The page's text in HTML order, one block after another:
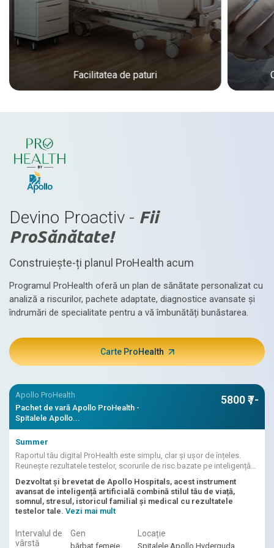
Facilitatea de paturi
Devino Proactiv - Fii
ProSănătate!
Construiește-ți planul ProHealth acum
Programul ProHealth oferă un plan de sănătate personalizat cu
analiză a riscurilor, pachete adaptate, diagnostice avansate și
îndrumări de specialitate pentru a vă îmbunătăți bunăstarea.
Carte ProHealth
Apollo ProHealth
Pachet de vară Apollo ProHealth -
Spitalele Apollo...
5800 ₹ /-
Summer
Raportul tău digital ProHealth este simplu, clar și ușor de înțeles.
Reunește rezultatele testelor, scorurile de risc bazate pe inteligență
Dezvoltat și brevetat de Apollo Hospitals, acest instrument
avansat de inteligență artificială combină stilul tău de viață,
somnul, stresul, istoricul familial și medical cu rezultatele
testelor tale. Vezi mai mult
Intervalul de
vârstă
Gen
bărbat femeie
Locație
Spitalele Apollo Hyderguda